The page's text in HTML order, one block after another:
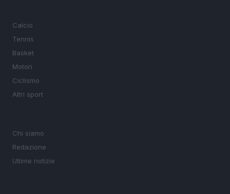
Calcio
Tennis
Basket
Motori
Ciclismo
Altri sport
Chi siamo
Redazione
Ultime notizie